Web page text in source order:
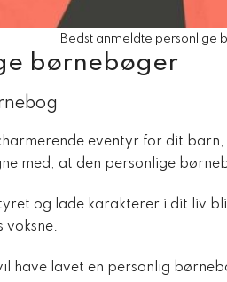
Bedst anmeldte personlige
børnebøger
eventyr for dit
med, at den personlige
og lade karakterer i dit liv
voksne.
have lavet en personlig